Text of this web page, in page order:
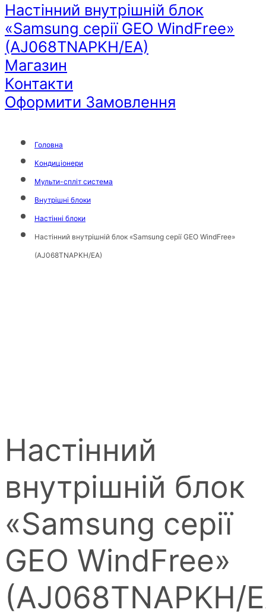
Настінний внутрішній блок
«Samsung серії GEO WindFree»
(AJ068TNAPKH/EA)
Магазин
Контакти
Оформити Замовлення
Головна
Кондиціонери
Мульти-спліт система
Внутрішні блоки
Настінні блоки
Настінний внутрішній блок «Samsung серії GEO WindFree»
(AJ068TNAPKH/EA)
Настінний
внутрішній блок
«Samsung серії
GEO WindFree»
(AJ068TNAPKH/